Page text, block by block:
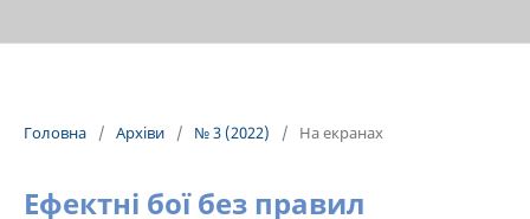
Головна / Архіви / № 3 (2022) / На екранах
Ефектні бої без правил